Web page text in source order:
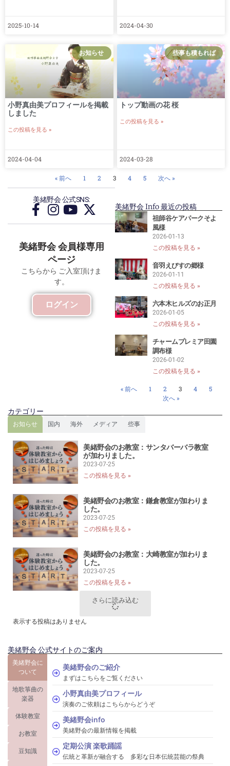
2025-10-14 2024-04-30
お知らせ
小野真由美プロフィールを掲載
しました
この投稿を見る »
2024-04-04
些事も積もれば
トップ動画の花 桜
この投稿を見る »
2024-03-28
« 前へ 1 2 3 4 5 次へ »
美緒野会 公式SNS:
美緒野会 会員様専用
ページ
こちらから ご入室頂けま
す。
ログイン
美緒野会 Info 最近の投稿
祖師谷ケアパークそよ
風様
2026-01-13
この投稿を見る »
音羽えびすの郷様
2026-01-11
この投稿を見る »
六本木ヒルズのお正月
2026-01-05
この投稿を見る »
チャームプレミア田園
調布様
2026-01-02
この投稿を見る »
« 前へ 1 2 3 4
5
次へ »
カテゴリー
お知らせ 国内 海外 メディア 些事
美緒野会のお教室：サンタバーバラ教室
が加わりました。
2023-07-25
この投稿を見る »
美緒野会のお教室：鎌倉教室が加わりま
した。
2023-07-25
この投稿を見る »
美緒野会のお教室：大崎教室が加わりま
した。
2023-07-25
この投稿を見る »
さらに読み込む
表示する投稿はありません
美緒野会 公式サイトのご案内
美緒野会に
ついて
地歌箏曲の
楽器
体験教室
お教室
豆知識
美緒野会のご紹介
まずはこちらをご覧ください
小野真由美プロフィール
演奏のご依頼はこちらからどうぞ
美緒野会info
美緒野会の最新情報を掲載
定期公演 楽歌踊謡
伝統と革新が融合する 多彩な日本伝統芸能の祭典